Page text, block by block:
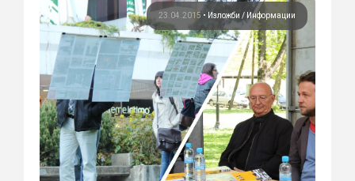
23.04.2015 • Изложби Информации